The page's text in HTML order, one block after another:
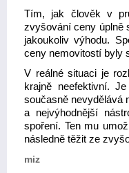
Tím, jak člověk v
zvyšování ceny úplně
jakoukoliv výhodu.
ceny nemovitostí byly
V reálné situaci je
krajně neefektivní.
současně nevydělává
a nejvýhodnější
spoření. Ten mu
následně těžit ze
miz